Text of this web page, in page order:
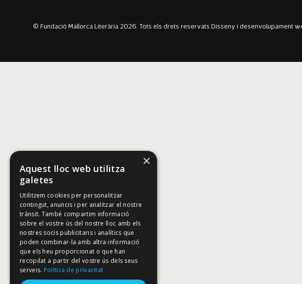
© Fundació Mallorca Literària 2026. Tots els drets reservats. Disseny i desenvolupament
×
Aquest lloc web utilitza
galetes
Utilitzem cookies per personalitzar
contingut, anuncis i per analitzar el nostre
trànsit. També compartim informació
sobre el vostre ús del nostre lloc amb els
nostres socis publicitaris i analítics que
poden combinar-la amb altra informació
que els heu proporcionat o que han
recopilat a partir del vostre ús dels seus
serveis. Política de privacitat